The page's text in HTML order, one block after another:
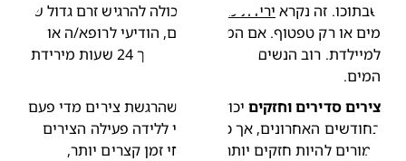
זה נקרא ירידת מים
. את יכולה להרגיש זרם גדול של
מים או רק טפטוף. אם המים יורדים, הודיעי לרופא/ה או
למיילדת. רוב הנשים נכנסות ללידה בתוך 24 שעות מירידת
סדירים וחזקים
יכול להיות שהרגשת צירים מדי פעם
בחודשים האחרונים, אך כשתיכנסי ללידה פעילה הצירים
אמורים להיות חזקים יותר, במרווחי זמן קצרים יותר,